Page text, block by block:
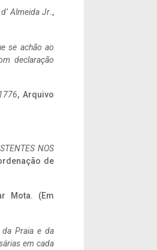
Almeida Jr.,
se achão ao
declaração
, Arquivo
NOS
de
Mota. (Em
Praia e da
em cada